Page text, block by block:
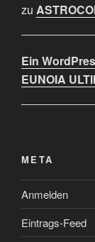
zu
Ein
EUNOIA
META
Anmelden
Eintrags-Feed